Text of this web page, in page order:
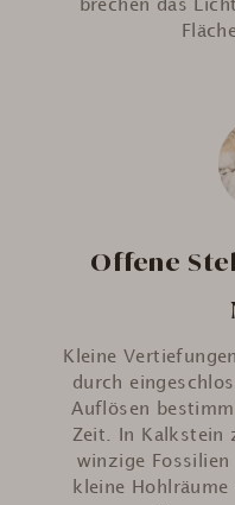
brechen das
Offene
Kleine
durch
Auflösen
Zeit. In Kalkstein
winzige
kleine